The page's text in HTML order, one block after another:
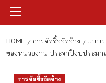
Menu
HOME การจัดซื้อจัดจ้าง
แบบร
ของหน่วยงาน ประจาปีงบประม
การจัดซื้อจัดจ้าง